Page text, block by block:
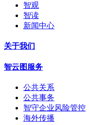
智观
智读
新闻中心
关于我们
智云图服务
公共关系
公共事务
智守企业风险管控
海外传播